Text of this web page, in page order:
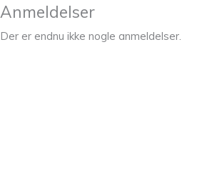
Anmeldelser
Der er endnu ikke nogle anmeldelser.